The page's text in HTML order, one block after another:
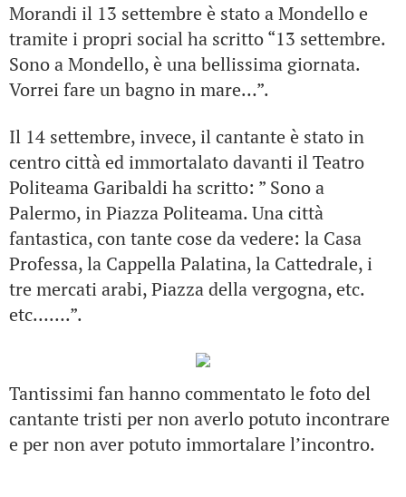
Morandi il 13 settembre è stato a Mondello e
tramite i propri social ha scritto “13 settembre.
Sono a Mondello, è una bellissima giornata.
Vorrei fare un bagno in mare…”.
Il 14 settembre, invece, il cantante è stato in
centro città ed immortalato davanti il Teatro
Politeama Garibaldi ha scritto: ” Sono a
Palermo, in Piazza Politeama. Una città
fantastica, con tante cose da vedere: la Casa
Professa, la Cappella Palatina, la Cattedrale, i
tre mercati arabi, Piazza della vergogna, etc.
etc…….”.
Tantissimi fan hanno commentato le foto del
cantante tristi per non averlo potuto incontrare
e per non aver potuto immortalare l’incontro.